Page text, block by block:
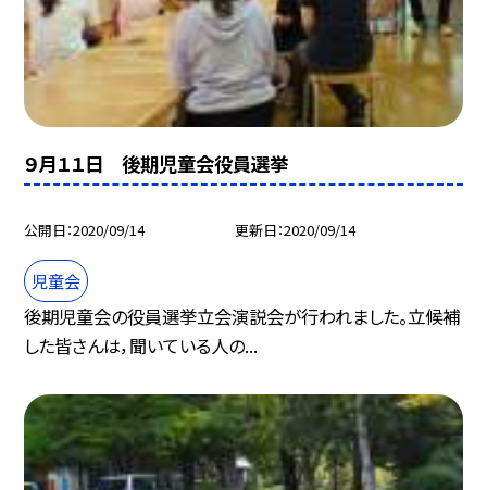
９月１１日 後期児童会役員選挙
公開日 2020/09/14 更新日 2020/09/14
児童会
後期児童会の役員選挙立会演説会が行われました。立候補
した皆さんは，聞いている人の...